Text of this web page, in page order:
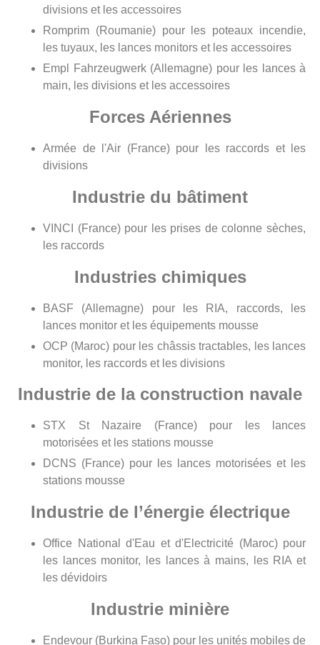
divisions et les accessoires
Romprim (Roumanie) pour les poteaux incendie,
les tuyaux, les lances monitors et les accessoires
Empl Fahrzeugwerk (Allemagne) pour les lances à
main, les divisions et les accessoires
Forces Aériennes
Armée de l'Air (France) pour les raccords et les
divisions
Industrie du bâtiment
VINCI (France) pour les prises de colonne sèches,
les raccords
Industries chimiques
BASF (Allemagne) pour les RIA, raccords, les
lances monitor et les équipements mousse
OCP (Maroc) pour les châssis tractables, les lances
monitor, les raccords et les divisions
Industrie de la construction navale
STX St Nazaire (France) pour les lances
motorisées et les stations mousse
DCNS (France) pour les lances motorisées et les
stations mousse
Industrie de l’énergie électrique
Office National d'Eau et d'Electricité (Maroc) pour
les lances monitor, les lances à mains, les RIA et
les dévidoirs
Industrie minière
Endevour (Burkina Faso) pour les unités mobiles de